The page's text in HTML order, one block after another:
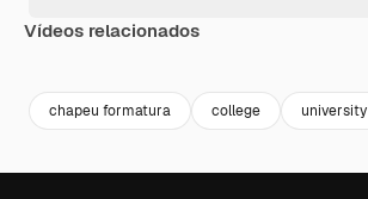
Vídeos relacionados
chapeu formatura college university